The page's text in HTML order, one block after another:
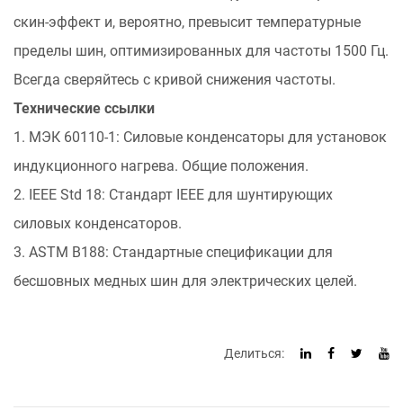
скин-эффект и, вероятно, превысит температурные
пределы шин, оптимизированных для частоты 1500 Гц.
Всегда сверяйтесь с кривой снижения частоты.
Технические ссылки
1. МЭК 60110-1: Силовые конденсаторы для установок
индукционного нагрева. Общие положения.
2. IEEE Std 18: Стандарт IEEE для шунтирующих
силовых конденсаторов.
3. ASTM B188: Стандартные спецификации для
бесшовных медных шин для электрических целей.
Делиться: